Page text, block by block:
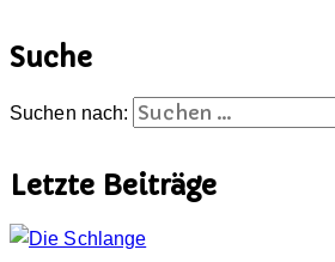
Suche
Suchen nach:
Letzte Beiträge